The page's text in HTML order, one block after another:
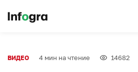
ВИДЕО 4 мин на чтение 14682